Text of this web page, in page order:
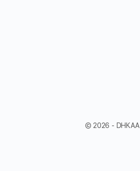
© 2026 - DHKAA